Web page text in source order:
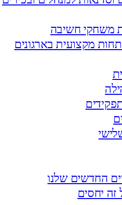
משחקי חשיבה
מקצועית בארגונים
החדשים שלנו
יחסים